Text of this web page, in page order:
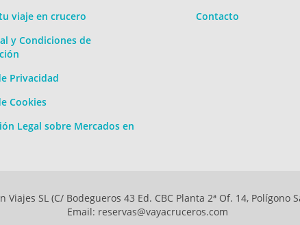
viaje en crucero
y Condiciones de
Privacidad
Cookies
Legal sobre Mercados en
Contacto
SL (C/ Bodegueros 43 Ed. CBC Planta 2ª Of. 14, Polígono
Email: reservas@vayacruceros.com